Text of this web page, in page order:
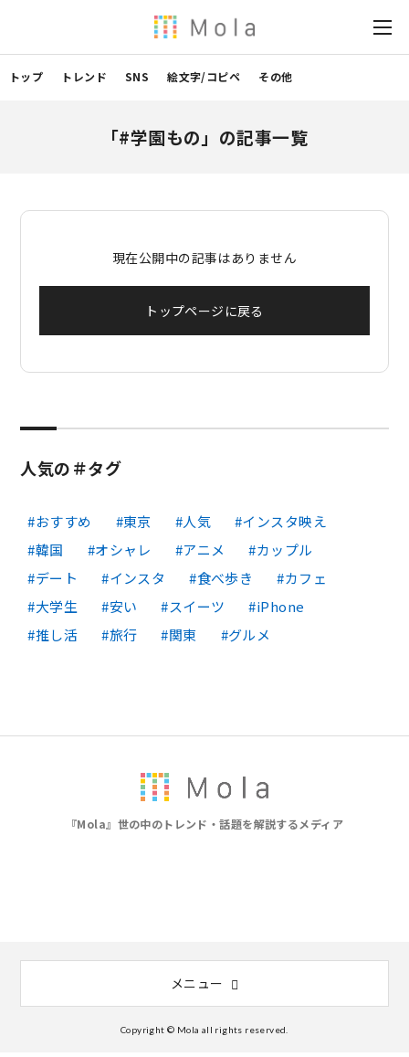
トップ トレンド SNS 絵文字/コピペ その他
「#学園もの」の記事一覧
現在公開中の記事はありません
トップページに戻る
人気の＃タグ
おすすめ 東京 人気
インスタ映え
韓国
オシャレ アニメ
カップル
デート
インスタ 食べ歩き
カフェ
大学生
安い スイーツ
iPhone
推し活
旅行 関東 グルメ
『Mola』世の中のトレンド・話題を解説するメディア
メニュー
Copyright © Mola all rights reserved.